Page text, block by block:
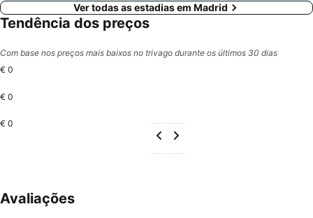
Ver todas as estadias em Madrid
Tendência dos preços
Com base nos preços mais baixos no trivago durante os últimos 30 dias
€ 0
€ 0
€ 0
Avaliações